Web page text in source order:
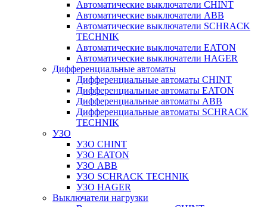
Автоматические выключатели CHINT
Автоматические выключатели ABB
Автоматические выключатели SCHRACK
TECHNIK
Автоматические выключатели EATON
Автоматические выключатели HAGER
Дифференциальные автоматы
Дифференциальные автоматы CHINT
Дифференциальные автоматы EATON
Дифференциальные автоматы ABB
Дифференциальные автоматы SCHRACK
TECHNIK
УЗО
УЗО CHINT
УЗО EATON
УЗО ABB
УЗО SCHRACK TECHNIK
УЗО HAGER
Выключатели нагрузки